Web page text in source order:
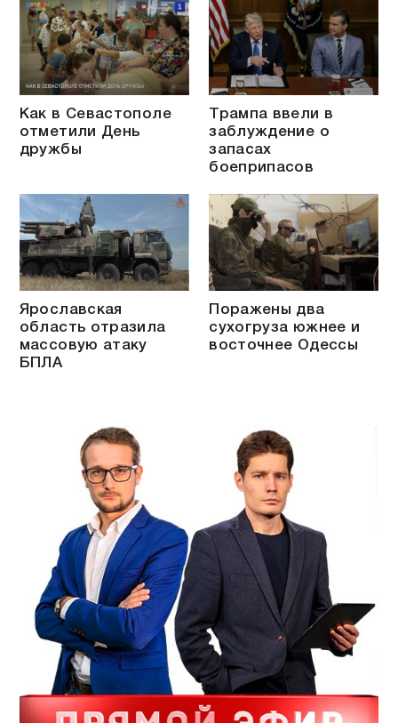
Как в Севастополе
отметили День
дружбы
Трампа ввели в
заблуждение о
запасах
боеприпасов
Ярославская
область отразила
массовую атаку
БПЛА
Поражены два
сухогруза южнее и
восточнее Одессы